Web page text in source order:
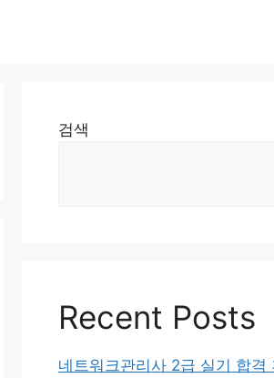
검색
Recent Posts
네트워크관리사 2급 실기 합격